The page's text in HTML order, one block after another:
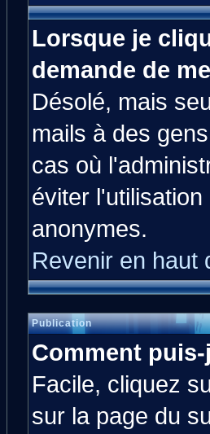
Lorsque je
demande de
Désolé, mais
mails à des
cas où
éviter
anonymes.
Revenir en haut
Publication
Comment
Facile, cliquez
sur la page du